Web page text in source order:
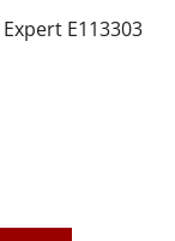
E113303